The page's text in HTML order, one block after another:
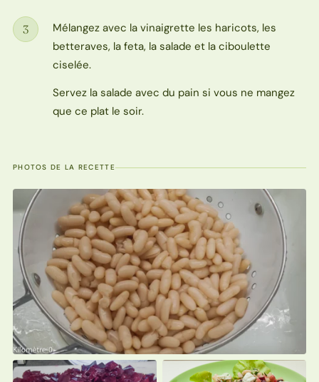
Étape
3
Mélangez avec la vinaigrette les haricots, les
betteraves, la feta, la salade et la ciboulette
ciselée.
Servez la salade avec du pain si vous ne mangez
que ce plat le soir.
PHOTOS DE LA RECETTE